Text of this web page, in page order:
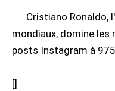
Cristiano Ronaldo,
mondiaux, domine les
posts Instagram à
[]